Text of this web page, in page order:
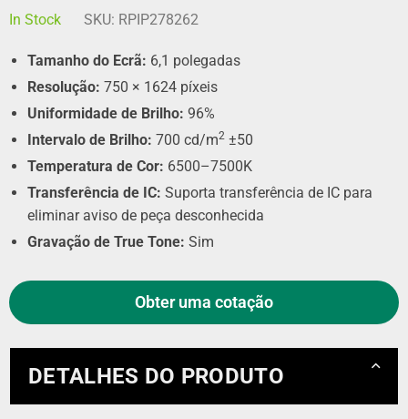
In Stock SKU: RPIP278262
Tamanho do Ecrã: 6,1 polegadas
Resolução: 750 × 1624 píxeis
Uniformidade de Brilho: 96%
Intervalo de Brilho: 700 cd/m2 ±50
Temperatura de Cor: 6500–7500K
Transferência de IC: Suporta transferência de IC para
eliminar aviso de peça desconhecida
Gravação de True Tone: Sim
Obter uma cotação
DETALHES DO PRODUTO